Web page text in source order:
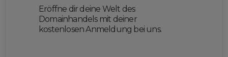
Eröffne dir deine Welt des
Domainhandels mit deiner
kostenlosen Anmeldung bei uns.